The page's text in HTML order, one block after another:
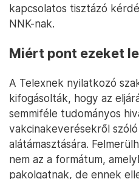
kapcsolatos tisztázó
NNK-nak.
Miért pont ezeket
A Telexnek nyilatkozó
kifogásolták, hogy az
semmiféle tudományos
vakcinakeverésekről
alátámasztására.
nem az a formátum,
pakolgatnak, de ennek